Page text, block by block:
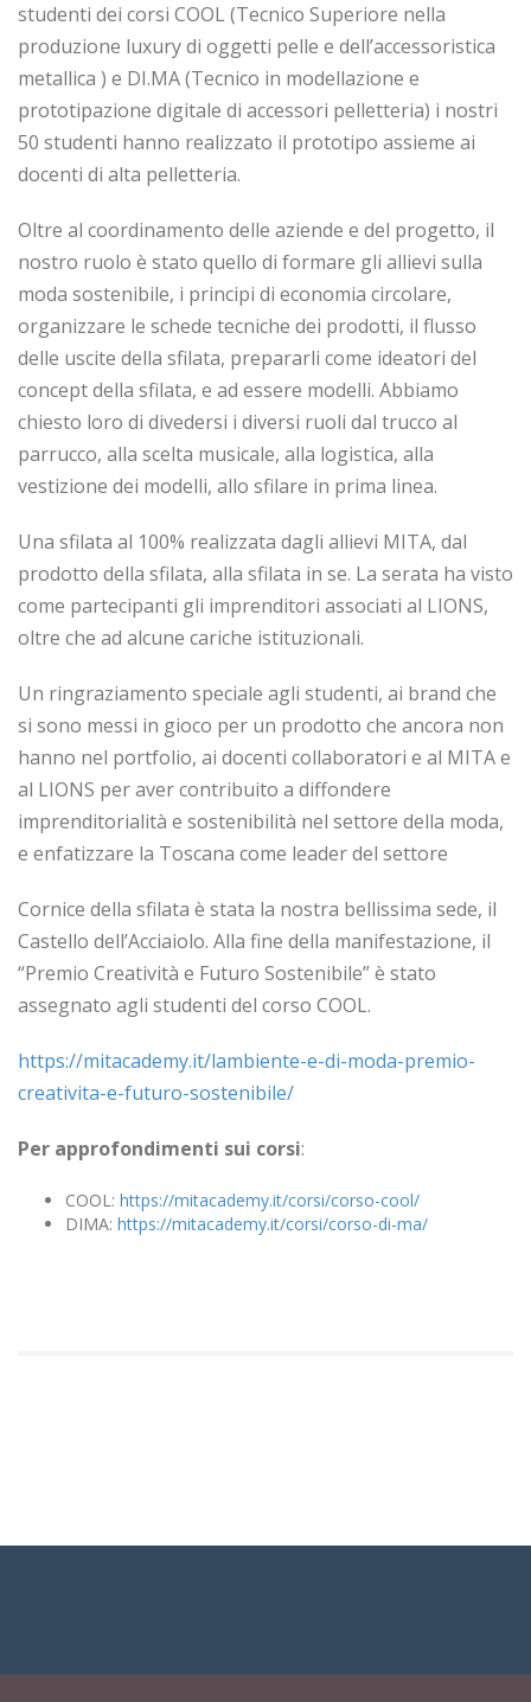
studenti dei corsi COOL (Tecnico Superiore nella
produzione luxury di oggetti pelle e dell’accessoristica
metallica ) e DI.MA (Tecnico in modellazione e
prototipazione digitale di accessori pelletteria) i nostri
50 studenti hanno realizzato il prototipo assieme ai
docenti di alta pelletteria.
Oltre al coordinamento delle aziende e del progetto, il
nostro ruolo è stato quello di formare gli allievi sulla
moda sostenibile, i principi di economia circolare,
organizzare le schede tecniche dei prodotti, il flusso
delle uscite della sfilata, prepararli come ideatori del
concept della sfilata, e ad essere modelli. Abbiamo
chiesto loro di divedersi i diversi ruoli dal trucco al
parrucco, alla scelta musicale, alla logistica, alla
vestizione dei modelli, allo sfilare in prima linea.
Una sfilata al 100% realizzata dagli allievi MITA, dal
prodotto della sfilata, alla sfilata in se. La serata ha visto
come partecipanti gli imprenditori associati al LIONS,
oltre che ad alcune cariche istituzionali.
Un ringraziamento speciale agli studenti, ai brand che
si sono messi in gioco per un prodotto che ancora non
hanno nel portfolio, ai docenti collaboratori e al MITA e
al LIONS per aver contribuito a diffondere
imprenditorialità e sostenibilità nel settore della moda,
e enfatizzare la Toscana come leader del settore
Cornice della sfilata è stata la nostra bellissima sede, il
Castello dell’Acciaiolo. Alla fine della manifestazione, il
“Premio Creatività e Futuro Sostenibile” è stato
assegnato agli studenti del corso COOL.
https://mitacademy.it/lambiente-e-di-moda-premio-
creativita-e-futuro-sostenibile/
Per approfondimenti sui corsi:
COOL: https://mitacademy.it/corsi/corso-cool/
DIMA: https://mitacademy.it/corsi/corso-di-ma/